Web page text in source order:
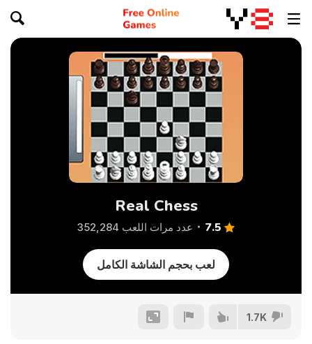
Real Chess
7.5 عدد مرات اللعب 352,284
لعب بحجم الشاشة الكامل
1.7K